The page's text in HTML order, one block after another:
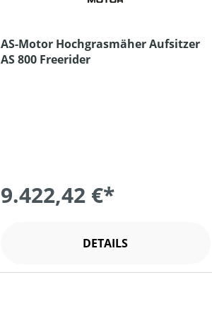
AS-Motor Hochgrasmäher Aufsitzer
AS 800 Freerider
9.422,42 €*
DETAILS